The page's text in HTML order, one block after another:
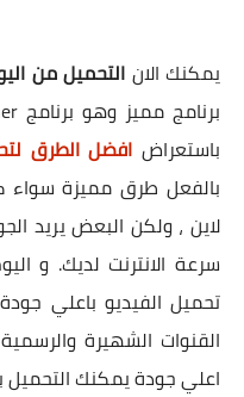
يمكنك الانالتحميل من
باستعراض افضل الطرق
بالفعل طرق مميزة سواء
لاين ، ولكن البعض يريد
سرعة الانترنت لديك. و
تحميل الفيديو باعلي
اعلي جودة يمكنك التحميل